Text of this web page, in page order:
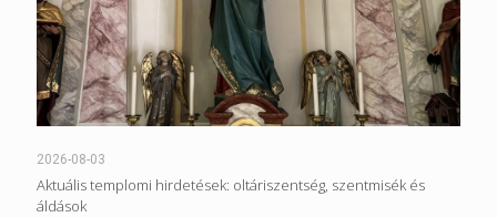
2026-08-03
Aktuális templomi hirdetések: oltáriszentség, szentmisék és
áldások